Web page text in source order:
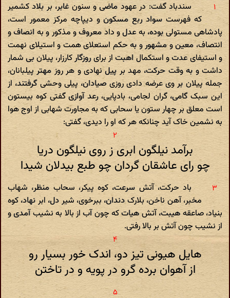
سندباد گفت: در عهود ماضی و سنون غابر، بر بلاد کشمیر
که فهرست سواد ربع مسکون و دیپاچه مرکز معمور است،
پادشاهی مستولی بوده، به عدل و داد معروف و مذکور و به انصاف و
انتصاف، معین و مشهور و به حکم استعلای همت و استیلای نهمت
و استیفای عدت و استکمال اهبت از برای روزگار کارزار، پیلان بی شمار
داشت و به وقت حرکت، مهد بر پیل نهادی و هر روز مهتر پیلبانان،
جمله پیلان بر وی عرضه دادی روزی صیادان، پیلی وحشی گرفتند، از
این سبک گامی، گران لجامی، بادپایی، رعد آوازی گفتی کوه بیستون
است معلق بر چهار ستون یا سحابی که به مجاورت شهابی از اوج هوا
به نشمین خاک آید چنانکه هر که او را دیدی، گفتی:
برآمد نیلگون ابری ز روی نیلگون دریا
چو رای عاشقان گردان چو طبع بیدلان شیدا
باد حرکت، آتش سرعت، کوه پیکر، سحاب منظر، شهاب
مخبر، آهن ناخن، بلارک دندان، ببرخوی، شیر دل، ابر نهاد، کوه
بنیاد، صاعقه هیبت، آتش هیات که چون آب از بالا به نشیب آمدی و
از نشیب چون آتش بر بالا رفتی.
هایل هیونی تیز دو، اندک خور بسیار رو
از آهوان برده گرو در پویه و در تاختن